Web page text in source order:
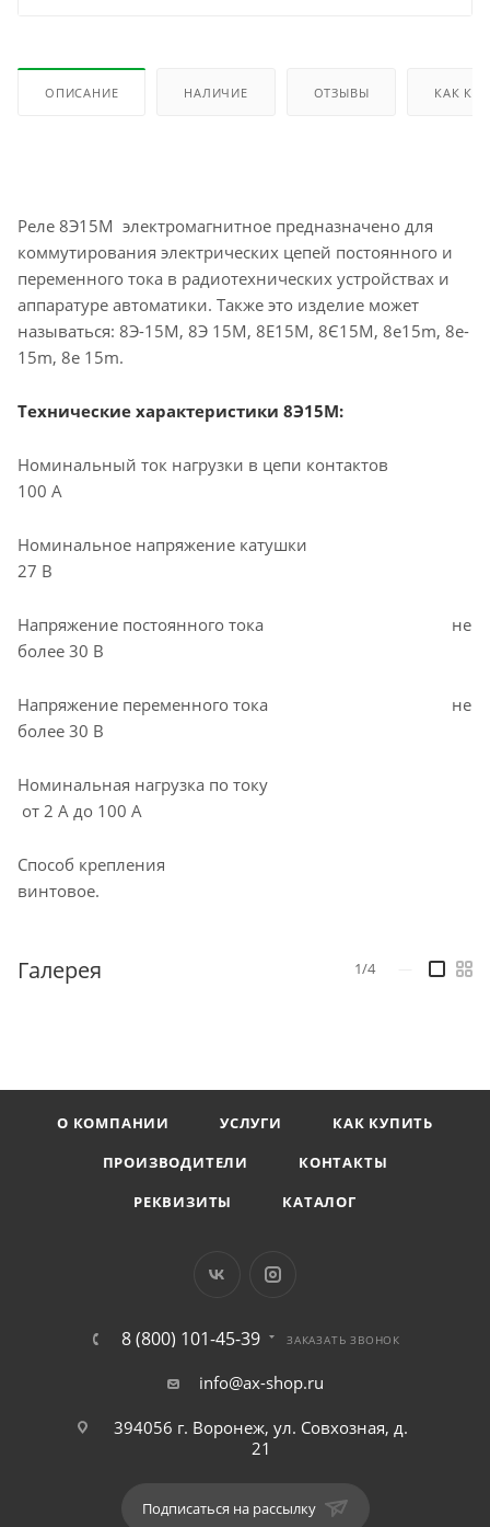
ОПИСАНИЕ НАЛИЧИЕ ОТЗЫВЫ КАК
Реле 8Э15М электромагнитное предназначено для
коммутирования электрических цепей постоянного и
переменного тока в радиотехнических устройствах и
аппаратуре автоматики. Также это изделие может
называться: 8Э-15М, 8Э 15М, 8Е15М, 8Є15М, 8e15m, 8e-
15m, 8e 15m.
Технические характеристики 8Э15М:
Номинальный ток нагрузки в цепи контактов
100 А
Номинальное напряжение катушки
27 В
Напряжение постоянного тока не
более 30 В
Напряжение переменного тока не
более 30 В
Номинальная нагрузка по току
от 2 А до 100 А
Способ крепления
винтовое.
Галерея 1/4
О КОМПАНИИ УСЛУГИ
КАК КУПИТЬ
ПРОИЗВОДИТЕЛИ
КОНТАКТЫ
РЕКВИЗИТЫ
КАТАЛОГ
8 (800) 101-45-39 ЗАКАЗАТЬ ЗВОНОК
info@ax-shop.ru
394056 г. Воронеж, ул. Совхозная, д.
21
Подписаться на рассылку